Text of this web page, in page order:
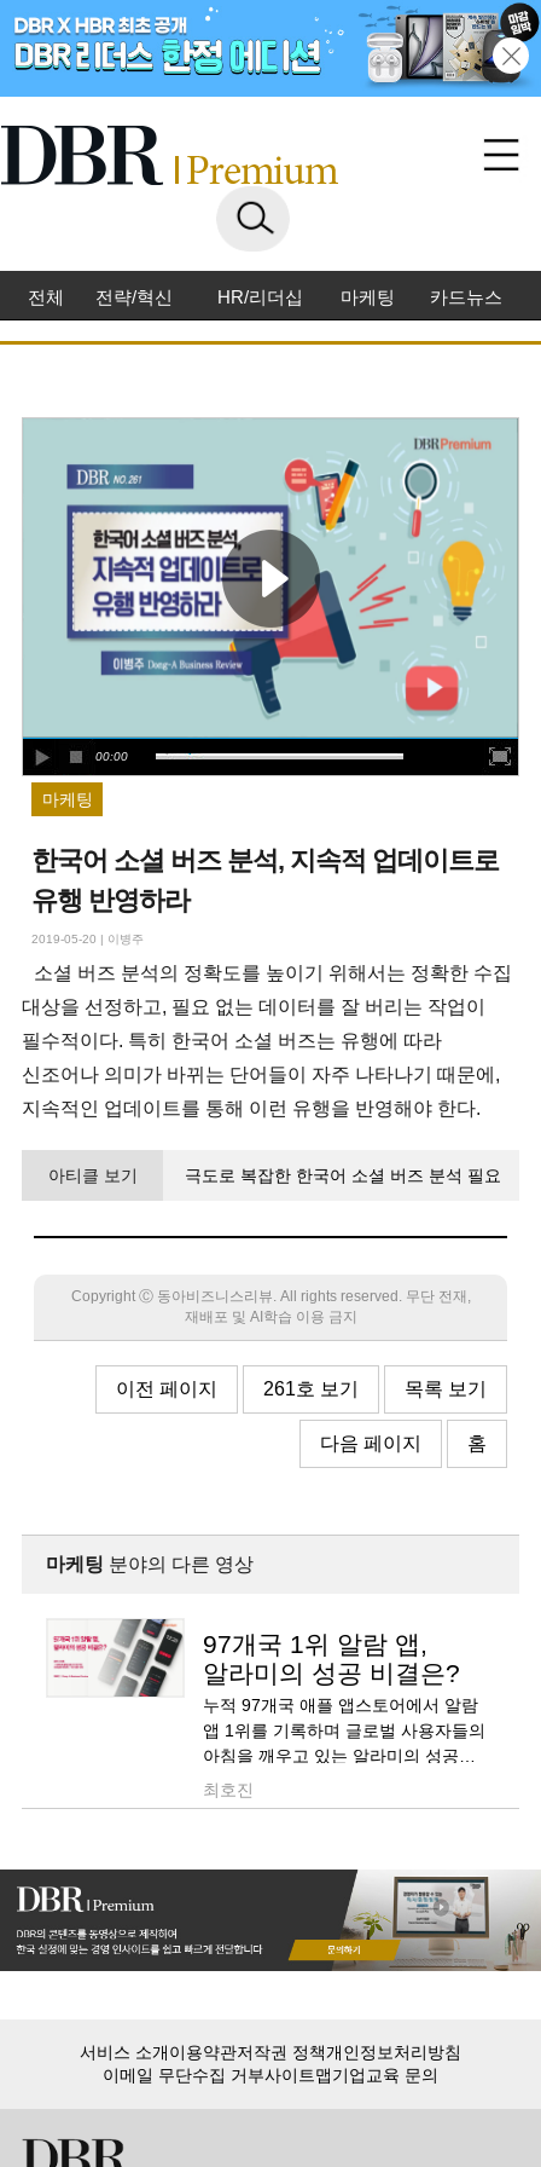
전체 전략/혁신 HR/리더십 마케팅 카드뉴스
00:00
마케팅
한국어 소셜 버즈 분석, 지속적 업데이트로
유행 반영하라
2019-05-20 | 이병주
소셜 버즈 분석의 정확도를 높이기 위해서는 정확한 수집
대상을 선정하고, 필요 없는 데이터를 잘 버리는 작업이
필수적이다. 특히 한국어 소셜 버즈는 유행에 따라
신조어나 의미가 바뀌는 단어들이 자주 나타나기 때문에,
지속적인 업데이트를 통해 이런 유행을 반영해야 한다.
아티클 보기
극도로 복잡한 한국어 소셜 버즈 분석 필요
Copyright Ⓒ 동아비즈니스리뷰. All rights reserved. 무단 전재,
재배포 및 AI학습 이용 금지
이전 페이지 261호 보기 목록 보기
다음 페이지 홈
마케팅 분야의 다른 영상
97개국 1위 알람 앱,
알라미의 성공 비결은?
누적 97개국 애플 앱스토어에서 알람
앱 1위를 기록하며 글로벌 사용자들의
아침을 깨우고 있는 알라미의 성공
비결을 소개합니다.
최호진
서비스 소개이용약관저작권 정책개인정보처리방침
이메일 무단수집 거부사이트맵기업교육 문의